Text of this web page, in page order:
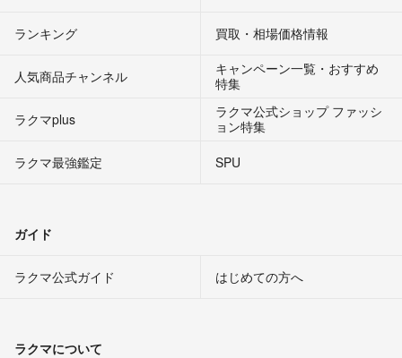
ランキング 買取・相場価格情報
人気商品チャンネル
キャンペーン一覧・おすすめ
特集
ラクマplus
ラクマ公式ショップ ファッシ
ョン特集
ラクマ最強鑑定
SPU
ガイド
ラクマ公式ガイド はじめての方へ
ラクマについて